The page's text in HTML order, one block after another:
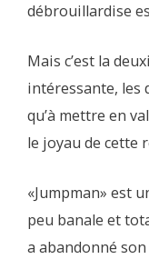
débrouillardise
Mais c’est la
intéressante, les
qu’à mettre en
le joyau de cette
«Jumpman» est
peu banale et
a abandonné